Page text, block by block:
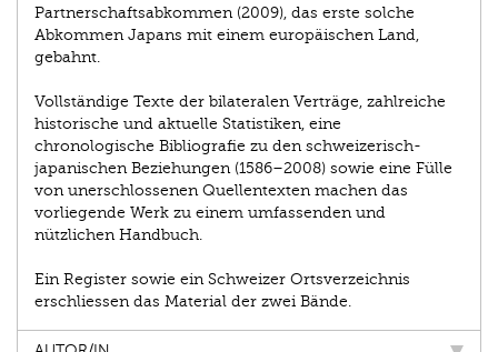
Partnerschaftsabkommen (2009), das erste solche
Abkommen Japans mit einem europäischen Land,
gebahnt.
Vollständige Texte der bilateralen Verträge, zahlreiche
historische und aktuelle Statistiken, eine
chronologische Bibliografie zu den schweizerisch-
japanischen Beziehungen (1586–2008) sowie eine Fülle
von unerschlossenen Quellentexten machen das
vorliegende Werk zu einem umfassenden und
nützlichen Handbuch.
Ein Register sowie ein Schweizer Ortsverzeichnis
erschliessen das Material der zwei Bände.